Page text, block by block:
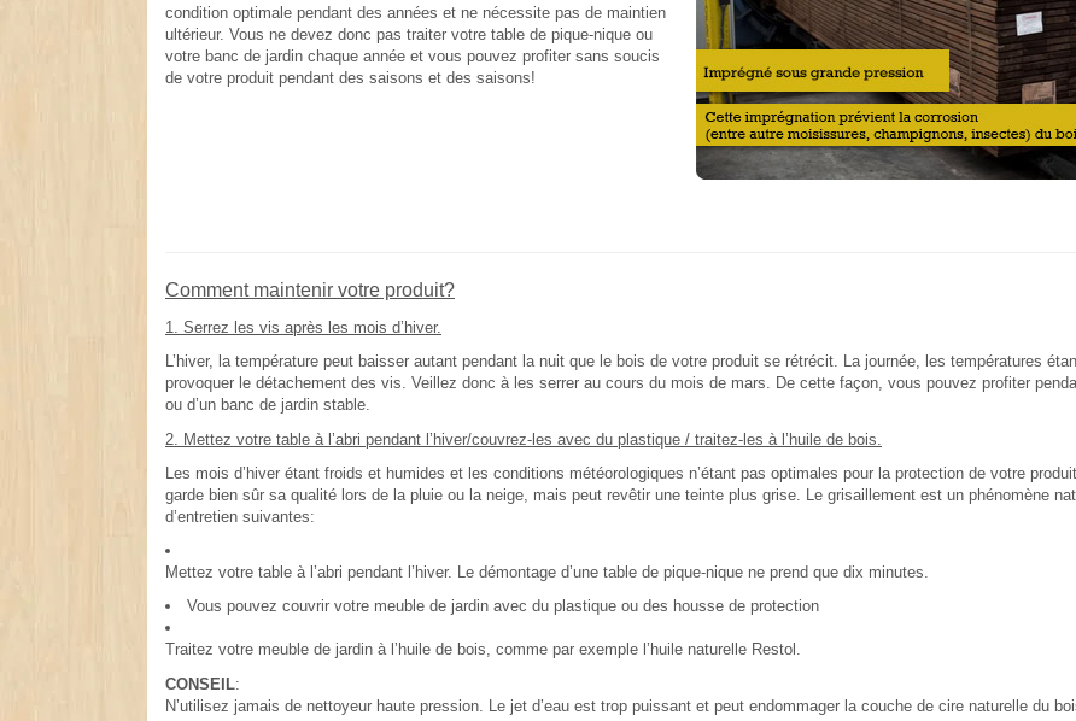
condition optimale pendant des années et ne nécessite pas de maintien
ultérieur. Vous ne devez donc pas traiter votre table de pique-nique ou
votre banc de jardin chaque année et vous pouvez profiter sans soucis
de votre produit pendant des saisons et des saisons!
Comment maintenir votre produit?
1. Serrez les vis après les mois d’hiver.
L’hiver, la température peut baisser autant pendant la nuit que le bois de votre produit se rétrécit. La journée, les températures
provoquer le détachement des vis. Veillez donc à les serrer au cours du mois de mars. De cette façon, vous pouvez profiter
ou d’un banc de jardin stable.
2. Mettez votre table à l’abri pendant l’hiver/couvrez-les avec du plastique / traitez-les à l’huile de bois.
Les mois d’hiver étant froids et humides et les conditions météorologiques n’étant pas optimales pour la protection de votre
garde bien sûr sa qualité lors de la pluie ou la neige, mais peut revêtir une teinte plus grise. Le grisaillement est un phénomène
d’entretien suivantes:
Mettez votre table à l’abri pendant l’hiver. Le démontage d’une table de pique-nique ne prend que dix minutes.
Vous pouvez couvrir votre meuble de jardin avec du plastique ou des housse de protection
Traitez votre meuble de jardin à l’huile de bois, comme par exemple l’huile naturelle Restol.
CONSEIL:
N’utilisez jamais de nettoyeur haute pression. Le jet d’eau est trop puissant et peut endommager la couche de cire naturelle du